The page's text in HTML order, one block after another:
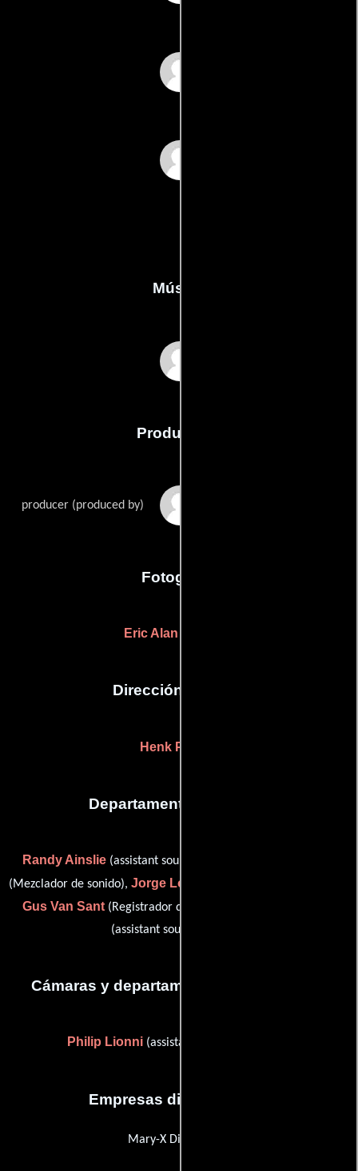
Música
Producción
producer (produced by)
Fotografia
Eric Alan Edwards
Dirección artística
Henk Pander
Departamento de sonido
Randy Ainslie(assistant sound recordist),
(Mezclador de sonido), Jorge Lopez
Gus Van Sant(Registrador de sonido) y
(assistant sound recordist)
Cámaras y departamento de electricidad
Philip Lionni (assistant camera operator)
Empresas distribuidoras
Mary-X Distribution